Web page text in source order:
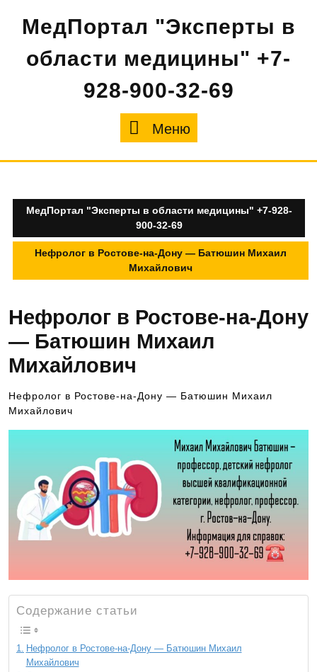
содержимому
МедПортал "Эксперты в
области медицины" +7-
928-900-32-69
Меню
МедПортал "Эксперты в области медицины" +7-928-
900-32-69
Нефролог в Ростове-на-Дону — Батюшин Михаил
Михайлович
Нефролог в Ростове-на-Дону
— Батюшин Михаил
Михайлович
Нефролог в Ростове-на-Дону — Батюшин Михаил
Михайлович
Содержание статьи
Нефролог в Ростове-на-Дону — Батюшин Михаил
Михайлович